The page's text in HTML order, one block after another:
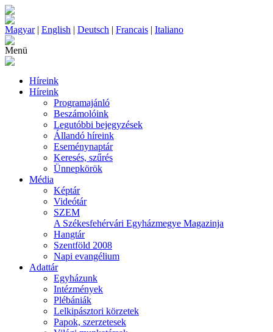
Magyar| English | Deutsch | Francais | Italiano
Menü
Híreink
Híreink
Programajánló
Beszámolóink
Legutóbbi bejegyzések
Állandó híreink
Eseménynaptár
Keresés, szűrés
Ünnepkörök
Média
Képtár
Videótár
SZEM
A Székesfehérvári Egyházmegye Magazinja
Hangtár
Szentföld 2008
Napi evangélium
Adattár
Egyházunk
Intézmények
Plébániák
Lelkipásztori körzetek
Papok, szerzetesek